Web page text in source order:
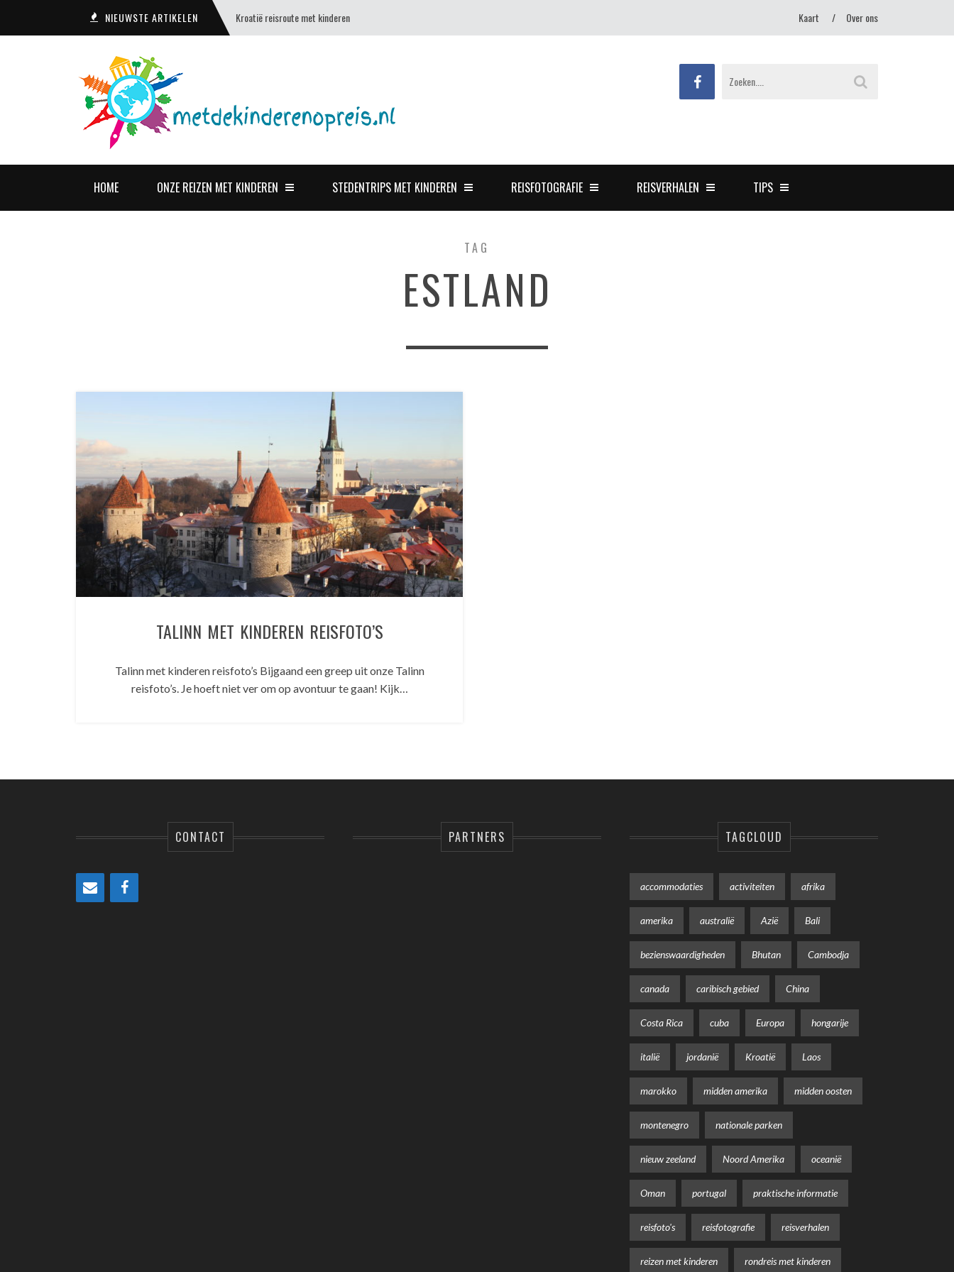
NIEUWSTE ARTIKELEN Kroatië reisroute met kinderen Kaart Over ons
HOME ONZE REIZEN MET KINDEREN STEDENTRIPS MET KINDEREN REISFOTOGRAFIE REISVERHALEN TIPS
TAG
ESTLAND
TALINN MET KINDEREN REISFOTO’S
Talinn met kinderen reisfoto’s Bijgaand een greep uit onze Talinn
reisfoto’s. Je hoeft niet ver om op avontuur te gaan! Kijk…
CONTACT PARTNERS TAGCLOUD
accommodaties activiteiten afrika
amerika australië Azië Bali
bezienswaardigheden Bhutan Cambodja
canada caribisch gebied China
Costa Rica cuba Europa hongarije
italië jordanië Kroatië Laos
marokko midden amerika midden oosten
montenegro nationale parken
nieuw zeeland Noord Amerika oceanië
Oman portugal praktische informatie
reisfoto's reisfotografie reisverhalen
reizen met kinderen rondreis met kinderen